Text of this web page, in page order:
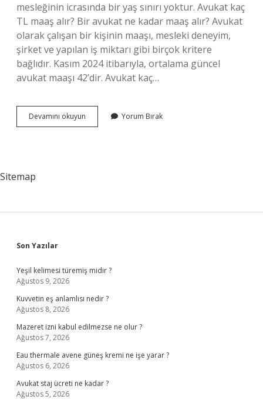
mesleğinin icrasında bir yaş sınırı yoktur. Avukat kaç
TL maaş alır? Bir avukat ne kadar maaş alır? Avukat
olarak çalışan bir kişinin maaşı, mesleki deneyim,
şirket ve yapılan iş miktarı gibi birçok kritere
bağlıdır. Kasım 2024 itibarıyla, ortalama güncel
avukat maaşı 42’dir. Avukat kaç…
Devamını okuyun
Genç
Yorum Bırak
Sitemap
Sidebar
Son Yazılar
Yeşil kelimesi türemiş midir ?
Ağustos 9, 2026
Kuvvetin eş anlamlısı nedir ?
Ağustos 8, 2026
Mazeret izni kabul edilmezse ne olur ?
Ağustos 7, 2026
Eau thermale avene güneş kremi ne işe yarar ?
Ağustos 6, 2026
Avukat staj ücreti ne kadar ?
Ağustos 5, 2026